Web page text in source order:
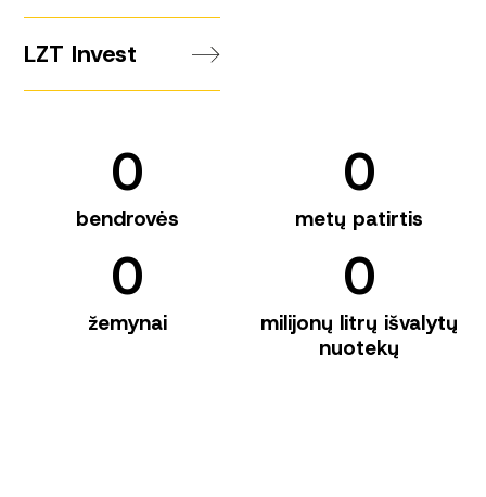
LZT Invest
0
bendrovės
0
metų patirtis
0
žemynai
0
milijonų litrų išvalytų
nuotekų